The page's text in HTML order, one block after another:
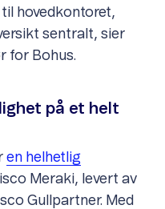
hovedkontoret,
sentralt, sier
for Bohus.
på et helt
en helhetlig
Meraki, levert av
Gullpartner. Med